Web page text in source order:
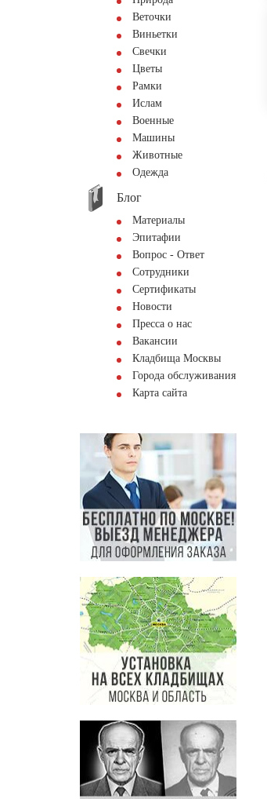
Веточки
Виньетки
Свечки
Цветы
Рамки
Ислам
Военные
Машины
Животные
Одежда
Блог
Материалы
Эпитафии
Вопрос - Ответ
Сотрудники
Сертификаты
Новости
Пресса о нас
Вакансии
Кладбища Москвы
Города обслуживания
Карта сайта